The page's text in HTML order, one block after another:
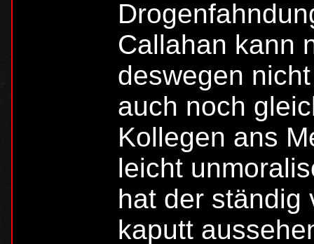
Callahan kann
deswegen
auch noch
Kollegen ans
leicht
hat der ständig
kaputt